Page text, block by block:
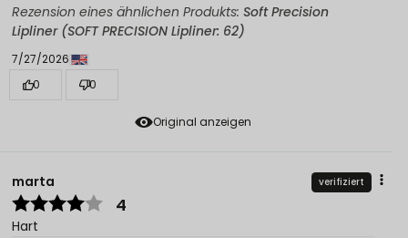
Original anzeigen
Rezension eines ähnlichen Produkts: Soft Precision
Lipliner (SOFT PRECISION Lipliner: 62)
7/27/2026
0
0
marta verifiziert
4
Hart